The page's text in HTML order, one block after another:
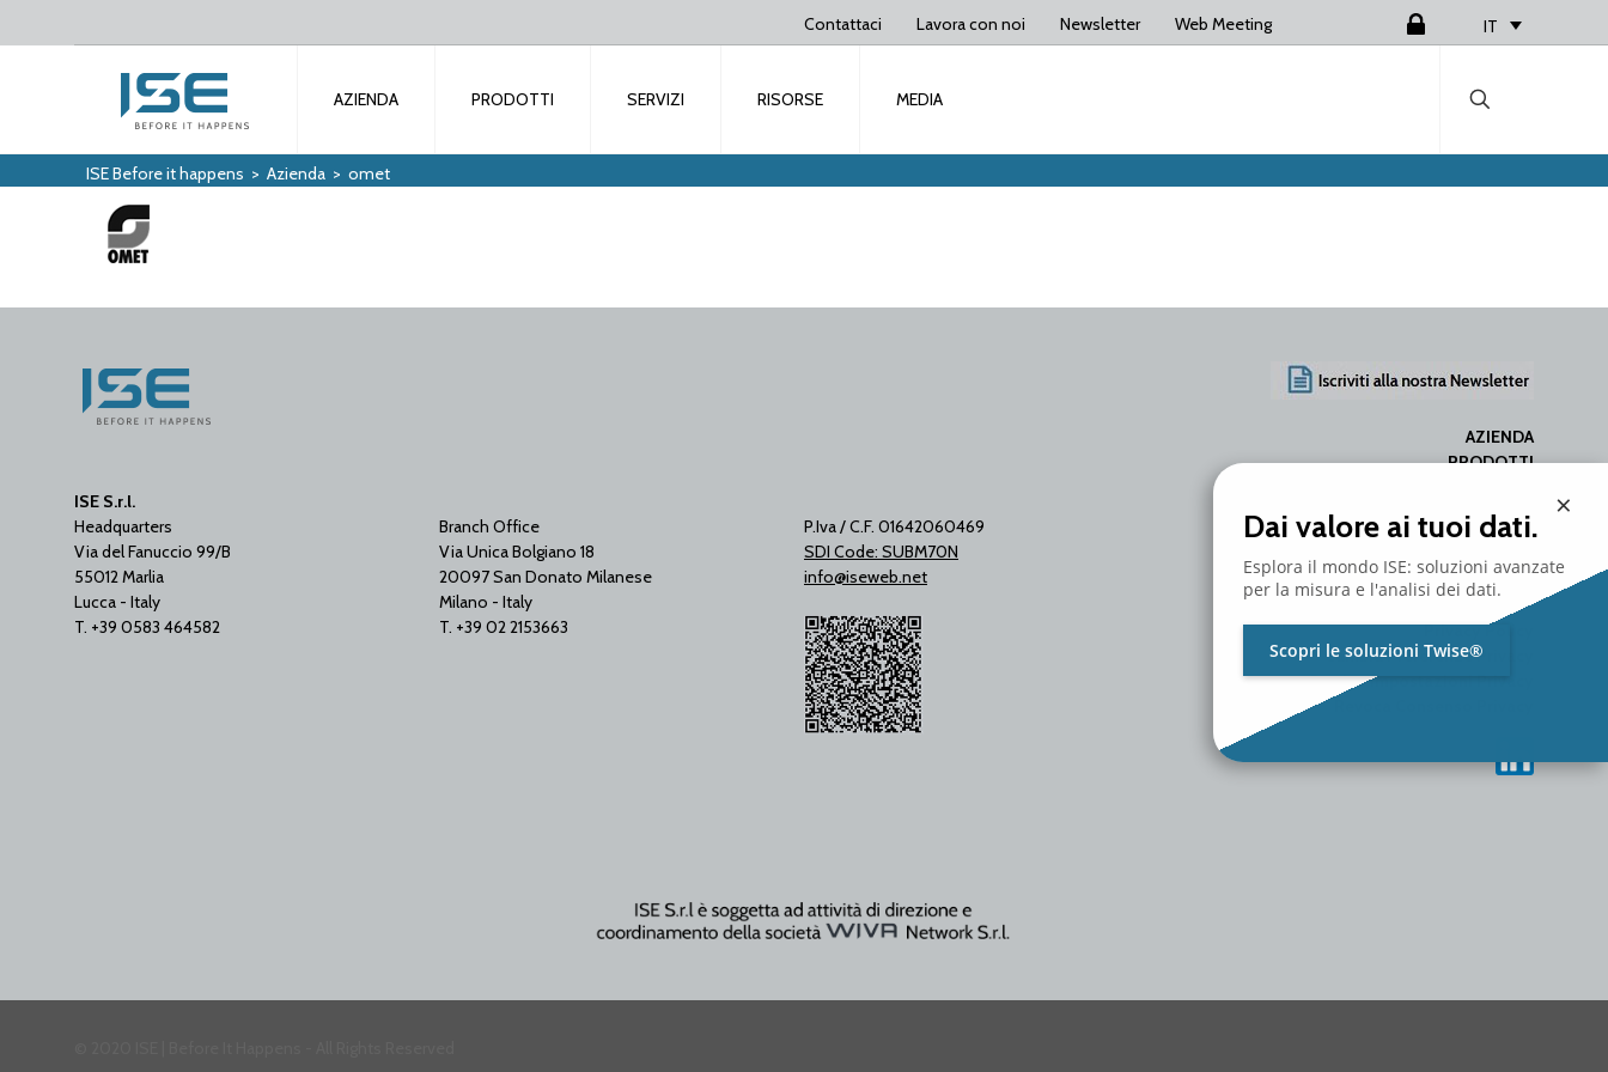
Contattaci Lavora con noi Newsletter Web Meeting IT
AZIENDA PRODOTTI SERVIZI RISORSE MEDIA
ISE Before it happens > Azienda > omet
ISE S.r.l.
Headquarters
Via del Fanuccio 99/B
55012 Marlia
Lucca - Italy
T. +39 0583 464582
Branch Office
Via Unica Bolgiano 18
20097 San Donato Milanese
Milano - Italy
T. +39 02 2153663
P.Iva / C.F. 01642060469
SDI Code: SUBM70N
info@iseweb.net
AZIENDA
PRODOTTI
RISORSE
MEDIA
CONTATTACI
LAVORA CON NOI
Privacy Policy
Cambia Preferenze Privacy
Storico Impostazioni Privacy
×
Dai valore ai tuoi dati.
Esplora il mondo ISE: soluzioni avanzate
per la misura e l'analisi dei dati.
Scopri le soluzioni Twise®